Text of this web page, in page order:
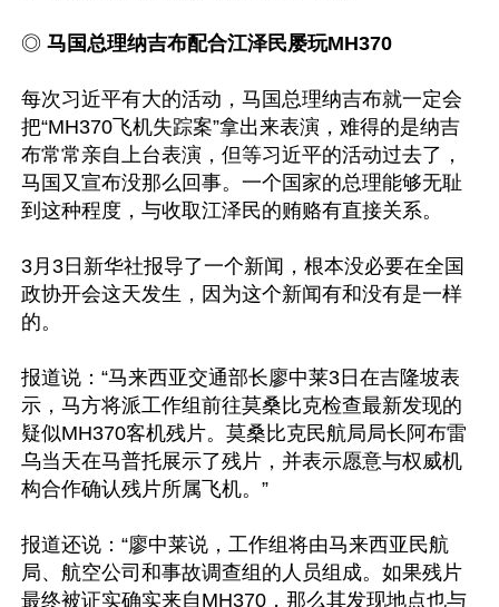
◎ 马国总理纳吉布配合江泽民屡玩MH370
每次习近平有大的活动，马国总理纳吉布就一定会
把“MH370飞机失踪案”拿出来表演，难得的是纳吉
布常常亲自上台表演，但等习近平的活动过去了，
马国又宣布没那么回事。一个国家的总理能够无耻
到这种程度，与收取江泽民的贿赂有直接关系。
3月3日新华社报导了一个新闻，根本没必要在全国
政协开会这天发生，因为这个新闻有和没有是一样
的。
报道说：“马来西亚交通部长廖中莱3日在吉隆坡表
示，马方将派工作组前往莫桑比克检查最新发现的
疑似MH370客机残片。莫桑比克民航局局长阿布雷
乌当天在马普托展示了残片，并表示愿意与权威机
构合作确认残片所属飞机。”
报道还说：“廖中莱说，工作组将由马来西亚民航
局、航空公司和事故调查组的人员组成。如果残片
最终被证实确实来自MH370，那么其发现地点也与